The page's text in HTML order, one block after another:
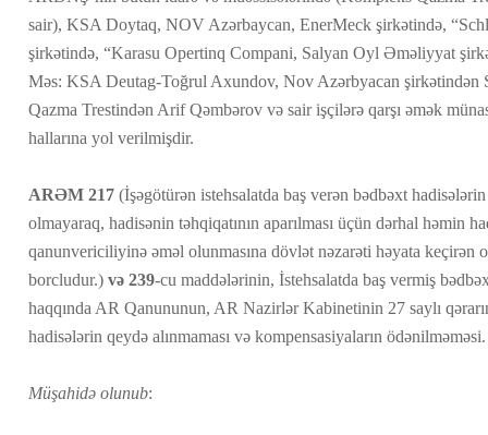
sair), KSA Doytaq, NOV Azərbaycan, EnerMeck şirkətində,
şirkətində, “Karasu Opertinq Compani, Salyan Oyl Əməliyyat
Məs: KSA Deutag-Toğrul Axundov, Nov Azərbyacan şirkətindən
Qazma Trestindən Arif Qəmbərov və sair işçilərə qarşı əmək
hallarına yol verilmişdir.
ARƏM 217 (İşəgötürən istehsalatda baş verən bədbəxt hadisələrin
olmayaraq, hadisənin təhqiqatının aparılması üçün dərhal həmin
qanunvericiliyinə əməl olunmasına dövlət nəzarəti həyata keçirən
borcludur.) və 239-cu maddələrinin, İstehsalatda baş vermiş
haqqında AR Qanununun, AR Nazirlər Kabinetinin 27 saylı
hadisələrin qeydə alınmaması və kompensasiyaların ödənilməməsi.
Müşahidə olunub: